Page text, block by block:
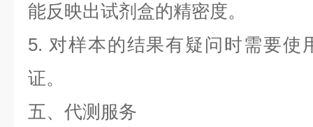
能反映出试剂盒的精密度。
5. 对样本的结果有疑问时需要使
证。
五、代测服务